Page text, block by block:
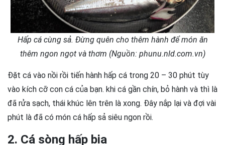
Hấp cá cùng sả. Đừng quên cho thêm hành để món ăn
thêm ngon ngọt và thơm (Nguồn: phunu.nld.com.vn)
Đặt cá vào nồi rồi tiến hành hấp cá trong 20 – 30 phút tùy
vào kích cỡ con cá của bạn. khi cá gần chín, bỏ hành và thì là
đã rửa sạch, thái khúc lên trên là xong. Đây nắp lại và đợi vài
phút là đã có món cá hấp sả siêu ngon rồi.
2. Cá sòng hấp bia